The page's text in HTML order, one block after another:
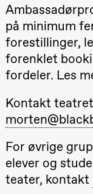
Mohamed
Male
Fantasies
(Black Box
21.00
Boglárka
Börcsök &
Bolm
SUBJOYRIDE
Store scene
(Black Box
Lørdag 12. september
19.00
Yuri
Umemoto /​
på minimum
forestillinger,
forenklet
fordeler. Les
Kontakt
For øvrige
elever og
teater, kontakt